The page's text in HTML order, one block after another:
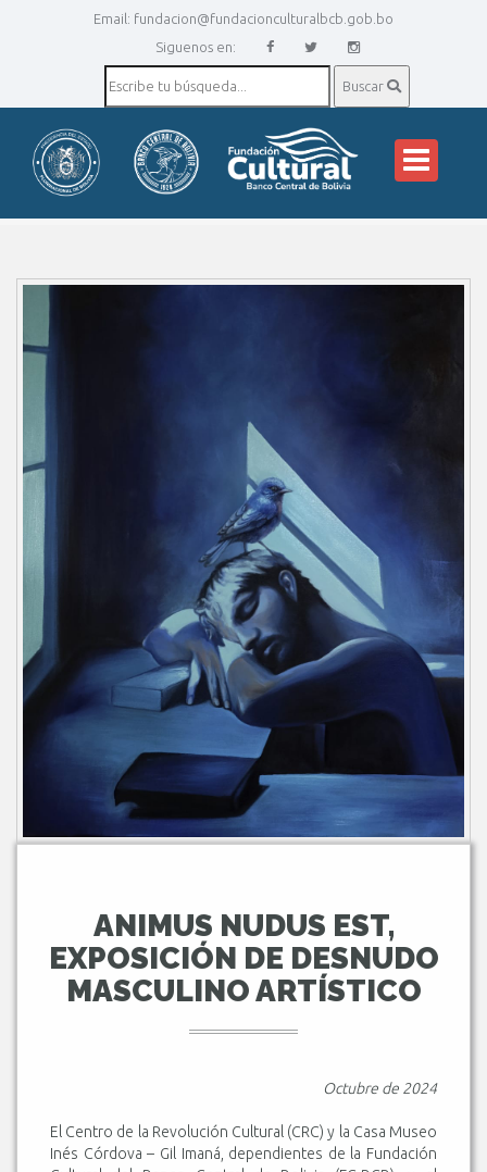
Email: fundacion@fundacionculturalbcb.gob.bo
Siguenos en:
Buscar
ANIMUS NUDUS EST,
EXPOSICIÓN DE DESNUDO
MASCULINO ARTÍSTICO
Octubre de 2024
El Centro de la Revolución Cultural (CRC) y la Casa Museo
Inés Córdova – Gil Imaná, dependientes de la Fundación